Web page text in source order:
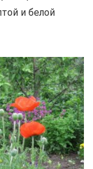
и белой